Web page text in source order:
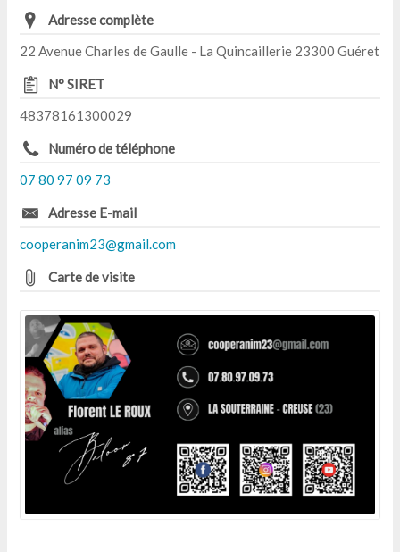
Adresse complète
22 Avenue Charles de Gaulle - La Quincaillerie 23300 Guéret
N° SIRET
48378161300029
Numéro de téléphone
07 80 97 09 73
Adresse E-mail
cooperanim23@gmail.com
Carte de visite